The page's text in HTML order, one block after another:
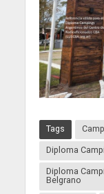
Tags
Diploma
Diploma
Belgrano